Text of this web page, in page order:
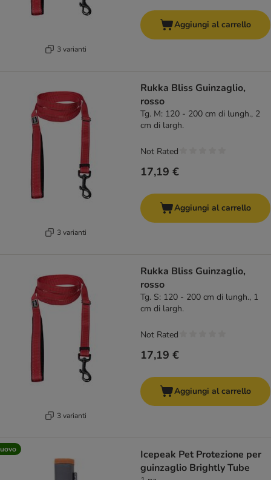
3 varianti
Aggiungi al carrello
3 varianti
Rukka Bliss Guinzaglio,
rosso
Tg. M: 120 - 200 cm di lungh., 2
cm di largh.
17,19 €
Not Rated
Aggiungi al carrello
3 varianti
Rukka Bliss Guinzaglio,
rosso
Tg. S: 120 - 200 cm di lungh., 1
cm di largh.
17,19 €
Not Rated
Aggiungi al carrello
Icepeak Pet Protezione per
guinzaglio Brightly Tube